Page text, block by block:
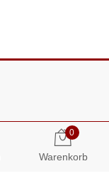
0
Warenkorb